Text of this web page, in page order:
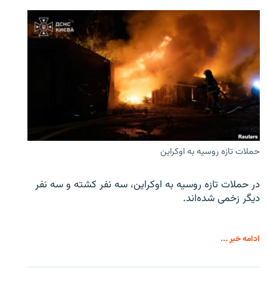
حملات تازه روسیه به اوکراین
در حملات تازه روسیه به اوکراین، سه نفر کشته و سه نفر
دیگر زخمی شده‌اند.
ادامه خبر ...